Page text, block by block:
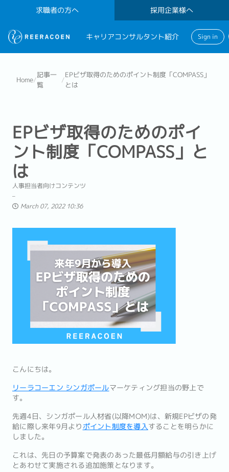
求職者の方へ 採用企業様へ
キャリアコンサルタント紹介 Sign in
Home/
記事一
覧
/
EPビザ取得のためのポイント制度「COMPASS」
とは
EPビザ取得のためのポイ
ント制度「COMPASS」と
は
人事担当者向けコンテンツ
March 07, 2022 10:36
こんにちは。
リーラコーエン シンガポールマーケティング担当の野上で
す。
先週4日、シンガポール人材省(以降MOM)は、新規EPビザの発
給に際し来年9月より ポイント制度を導入することを明らかに
しました。
これは、先日の予算案で発表のあった最低月額給与の引き上げ
とあわせて実施される追加施策となります。